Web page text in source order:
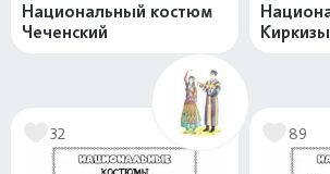
Национальный костюм
Чеченский
Киркизы
32 89